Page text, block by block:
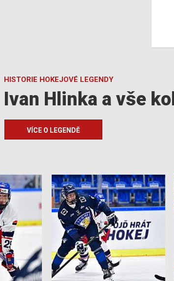
HISTORIE HOKEJOVÉ LEGENDY
Ivan Hlinka a vše
VÍCE O LEGENDĚ